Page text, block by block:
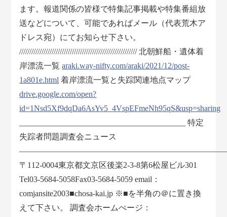
ます。報道関係の皆様で特集記事掲載や特集番組放
送などについて、可能であればメール（代表荒木ア
ドレス宛）にてお知らせ下さい。
////////////////////////////////////////////////////////// 北朝鮮船・遺体着
岸漂流一覧araki.way-nifty.com/araki/2021/12/post-
1a801e.html 着岸漂流一覧と失踪関連地点マップ
drive.google.com/open?
id=1Nsd5Xf9dqDa6AsYv5_4VspEFmeNh95qS&usp=sharing
_________________________________________ 特定
失踪者問題調査会ニュース
〒112-0004東京都文京区後楽2-3-8第6松屋ビル301
Tel03-5684-5058Fax03-5684-5059 email：
comjansite2003■chosa-kai.jp ※■を半角の＠に置き換
えて下さい。 調査会ホームぺージ：